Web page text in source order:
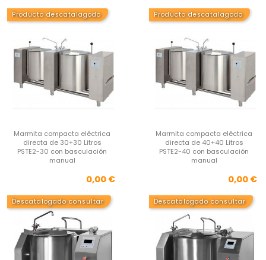
Producto descatalagodo
Marmita compacta eléctrica
directa de 30+30 Litros
PSTE2-30 con basculación
manual
Precio
0,00 €
Producto descatalagodo
Marmita compacta eléctrica
directa de 40+40 Litros
PSTE2-40 con basculación
manual
0,00 €
Descatalogado consultar Descatalogado consultar